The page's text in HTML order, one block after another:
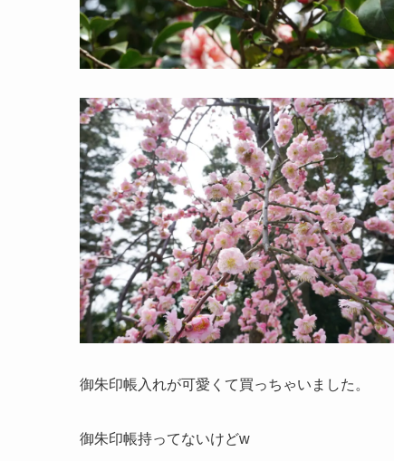
御朱印帳入れが可愛くて買っちゃいました。
御朱印帳持ってないけどw